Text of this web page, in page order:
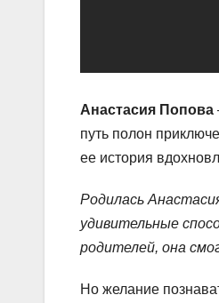
Анастасия Попова
путь полон
ее история
Родилась
удивительные
родителей, она
Но желание